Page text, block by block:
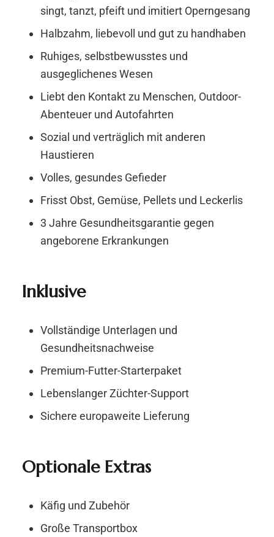
singt, tanzt, pfeift und imitiert Operngesang
Halbzahm, liebevoll und gut zu handhaben
Ruhiges, selbstbewusstes und
ausgeglichenes Wesen
Liebt den Kontakt zu Menschen, Outdoor-
Abenteuer und Autofahrten
Sozial und verträglich mit anderen
Haustieren
Volles, gesundes Gefieder
Frisst Obst, Gemüse, Pellets und Leckerlis
3 Jahre Gesundheitsgarantie gegen
angeborene Erkrankungen
Inklusive
Vollständige Unterlagen und
Gesundheitsnachweise
Premium-Futter-Starterpaket
Lebenslanger Züchter-Support
Sichere europaweite Lieferung
Optionale Extras
Käfig und Zubehör
Große Transportbox